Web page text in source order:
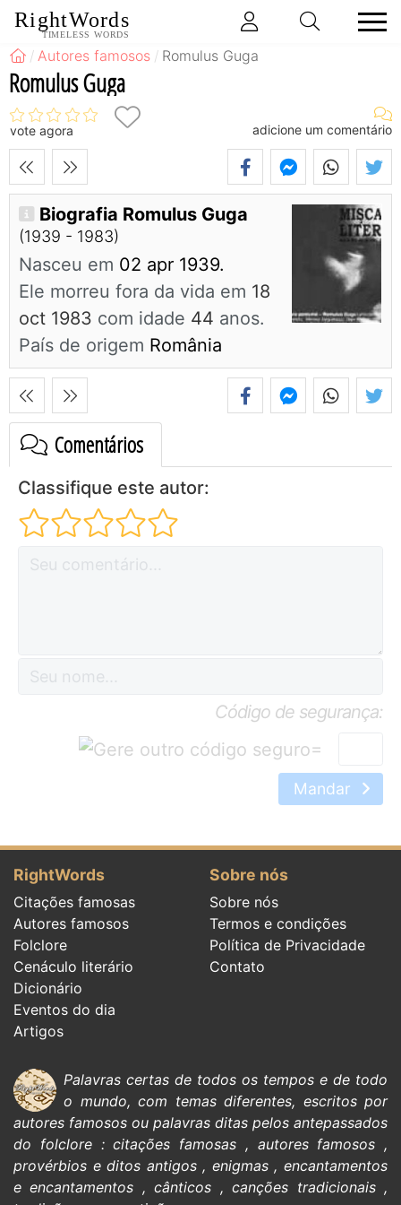
RightWords
TIMELESS WORDS
Autores famosos Romulus Guga
Romulus Guga
vote agora adicione um comentário
Biografia Romulus Guga
(1939 - 1983)
Nasceu em 02 apr 1939.
Ele morreu fora da vida em 18
oct 1983 com idade 44 anos.
País de origem România
Comentários
Classifique este autor:
Código de segurança:
=
Mandar
RightWords
Citações famosas
Autores famosos
Folclore
Cenáculo literário
Dicionário
Eventos do dia
Artigos
Sobre nós
Sobre nós
Termos e condições
Política de Privacidade
Contato
Palavras certas de todos os tempos e de todo
o mundo, com temas diferentes, escritos por
autores famosos ou palavras ditas pelos antepassados
do folclore:citações famosas , autores famosos ,
provérbios e ditos antigos, enigmas,encantamentos
e encantamentos ,cânticos ,canções tradicionais,